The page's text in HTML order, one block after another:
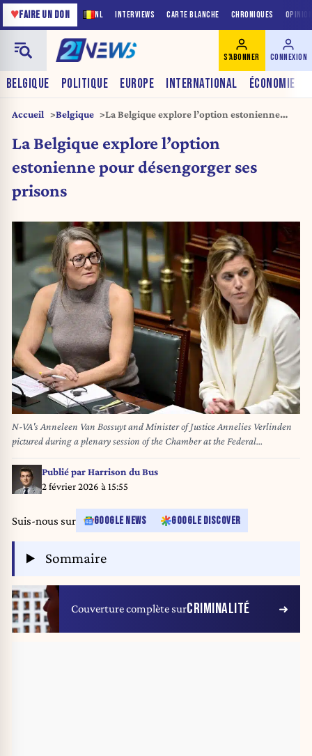
NL INTERVIEWS CARTE BLANCHE CHRONIQUES
♥FAIRE UN DON
BELGIQUE POLITIQUE EUROPE INTERNATIONAL ÉCONOMIE
S'ABONNER CONNEXION
Accueil Belgique
La Belgique explore l’option estonienne
La Belgique explore l’option
estonienne pour désengorger ses
prisons
N-VA's Anneleen Van Bossuyt and Minister of Justice Annelies Verlinden
pictured during a plenary session of the Chamber at the Federal
Parliament in Brussels, Thursday 09 October 2025. BELGA PHOTO DIRK
WAEM
Publié parHarrison du Bus
2 février 2026 à 15:55
Suis-nous sur GOOGLE NEWS GOOGLE DISCOVER
Sommaire
Couverture complète surCRIMINALITÉ